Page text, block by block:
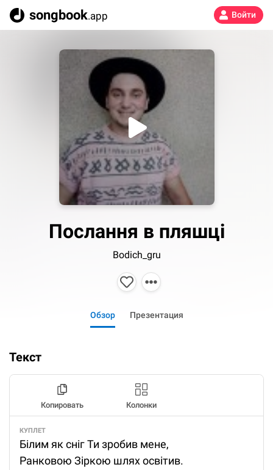
songbook.app Войти
Послання в пляшці
Bodich_gru
Обзор Презентация
Текст
Копировать Колонки
КУПЛЕТ
Білим як сніг Ти зробив мене,
Ранковою Зіркою шлях освітив.